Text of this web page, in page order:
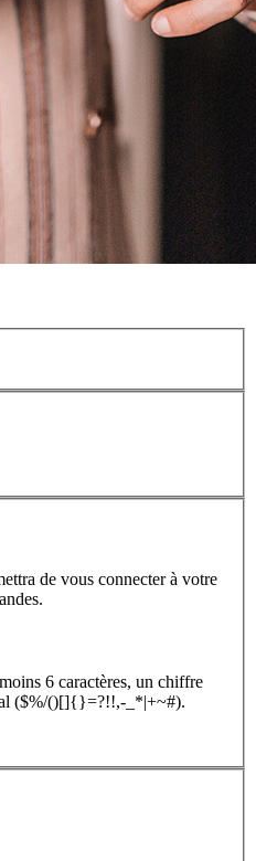
de vous connecter à votre
6 caractères, un chiffre
($%/()[]{}=?!!,-_*|+~#).